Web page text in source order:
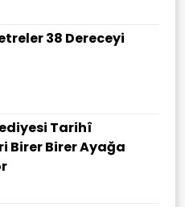
38 Dereceyi
Tarihî
Birer Birer Ayağa